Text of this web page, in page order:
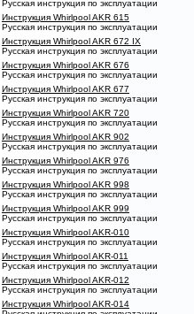
Русская инструкция по эксплуатации
Инструкция Whirlpool AKR 615
Русская инструкция по эксплуатации
Инструкция Whirlpool AKR 672 IX
Русская инструкция по эксплуатации
Инструкция Whirlpool AKR 676
Русская инструкция по эксплуатации
Инструкция Whirlpool AKR 677
Русская инструкция по эксплуатации
Инструкция Whirlpool AKR 720
Русская инструкция по эксплуатации
Инструкция Whirlpool AKR 902
Русская инструкция по эксплуатации
Инструкция Whirlpool AKR 976
Русская инструкция по эксплуатации
Инструкция Whirlpool AKR 998
Русская инструкция по эксплуатации
Инструкция Whirlpool AKR 999
Русская инструкция по эксплуатации
Инструкция Whirlpool AKR-010
Русская инструкция по эксплуатации
Инструкция Whirlpool AKR-011
Русская инструкция по эксплуатации
Инструкция Whirlpool AKR-012
Русская инструкция по эксплуатации
Инструкция Whirlpool AKR-014